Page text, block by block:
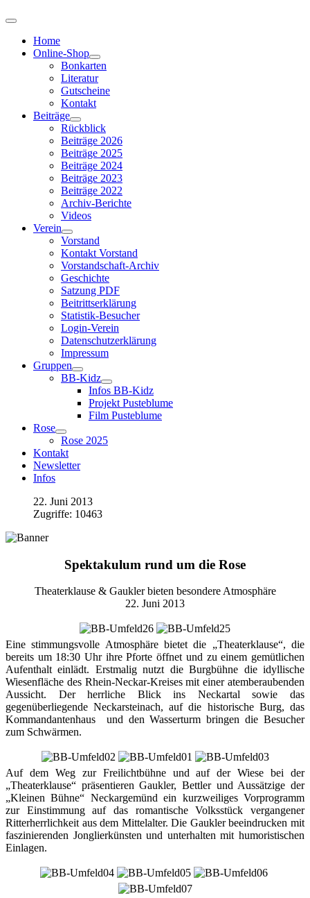
Home
Online-Shop
Bonkarten
Literatur
Gutscheine
Kontakt
Beiträge
Rückblick
Beiträge 2026
Beiträge 2025
Beiträge 2024
Beiträge 2023
Beiträge 2022
Archiv-Berichte
Videos
Verein
Vorstand
Kontakt Vorstand
Vorstandschaft-Archiv
Geschichte
Satzung PDF
Beitrittserklärung
Statistik-Besucher
Login-Verein
Datenschutzerklärung
Impressum
Gruppen
BB-Kidz
Infos BB-Kidz
Projekt Pusteblume
Film Pusteblume
Rose
Rose 2025
Kontakt
Newsletter
Infos
22. Juni 2013
Zugriffe: 10463
Spektakulum rund um die Rose
Theaterklause & Gaukler bieten besondere Atmosphäre
22. Juni 2013
Eine stimmungsvolle Atmosphäre bietet die „Theaterklause“, die
bereits um 18:30 Uhr ihre Pforte öffnet und zu einem gemütlichen
Aufenthalt einlädt. Erstmalig nutzt die Burgbühne die idyllische
Wiesenfläche des Rhein-Neckar-Kreises mit einer atemberaubenden
Aussicht. Der herrliche Blick ins Neckartal sowie das
gegenüberliegende Neckarsteinach, auf die historische Burg, das
Kommandantenhaus und den Wasserturm bringen die Besucher
zum Schwärmen.
Auf dem Weg zur Freilichtbühne und auf der Wiese bei der
„Theaterklause“ präsentieren Gaukler, Bettler und Aussätzige der
„Kleinen Bühne“ Neckargemünd ein kurzweiliges Vorprogramm
zur Einstimmung auf das romantische Volksstück vergangener
Ritterherrlichkeit aus dem Mittelalter. Die Gaukler beeindrucken mit
faszinierenden Jonglierkünsten und unterhalten mit humoristischen
Einlagen.